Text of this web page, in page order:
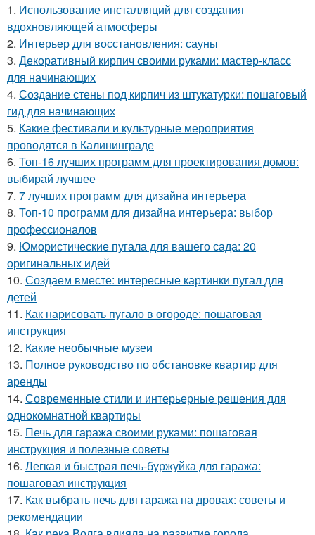
1. Использование инсталляций для создания
вдохновляющей атмосферы
2. Интерьер для восстановления: сауны
3. Декоративный кирпич своими руками: мастер-класс
для начинающих
4. Создание стены под кирпич из штукатурки: пошаговый
гид для начинающих
5. Какие фестивали и культурные мероприятия
проводятся в Калининграде
6. Топ-16 лучших программ для проектирования домов:
выбирай лучшее
7. 7 лучших программ для дизайна интерьера
8. Топ-10 программ для дизайна интерьера: выбор
профессионалов
9. Юмористические пугала для вашего сада: 20
оригинальных идей
10. Создаем вместе: интересные картинки пугал для
детей
11. Как нарисовать пугало в огороде: пошаговая
инструкция
12. Какие необычные музеи
13. Полное руководство по обстановке квартир для
аренды
14. Современные стили и интерьерные решения для
однокомнатной квартиры
15. Печь для гаража своими руками: пошаговая
инструкция и полезные советы
16. Легкая и быстрая печь-буржуйка для гаража:
пошаговая инструкция
17. Как выбрать печь для гаража на дровах: советы и
рекомендации